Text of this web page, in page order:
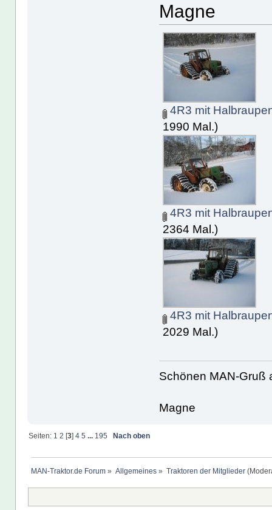
Magne
4R3 mit
1990 Mal.)
4R3 mit
2364 Mal.)
4R3 mit
2029 Mal.)
Schönen MAN-Gruß
Magne
Seiten: 1 2 [3] 4 5 ... 195 Nach oben
MAN-Traktor.de Forum » Allgemeines » Traktoren der Mitglieder